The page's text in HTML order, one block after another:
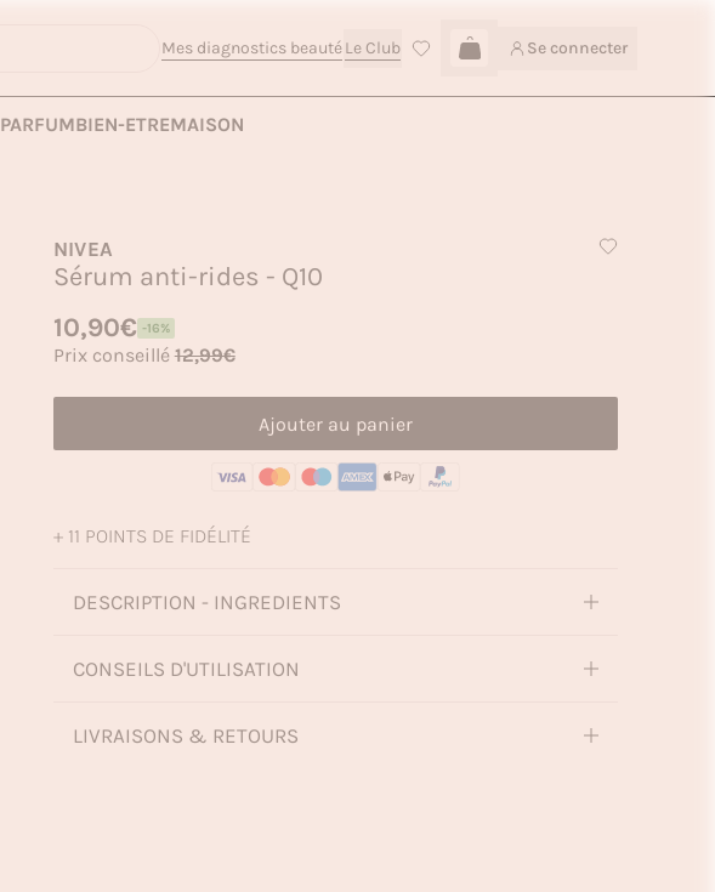
Mes diagnostics beautéLe Club Se connecter
Connexion
PARFUMBIEN-ETREMAISON
NIVEA
Sérum anti-rides - Q10
Prix soldé
10,90€ -16%
Prix habituel
Prix conseillé 12,99€
Ajouter au panier
+ 11 POINTS DE FIDÉLITÉ
DESCRIPTION - INGREDIENTS
CONSEILS D'UTILISATION
LIVRAISONS & RETOURS
Ajouter au panier — 10,90€